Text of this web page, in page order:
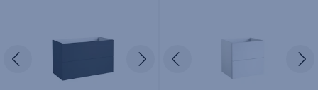
Seuraava